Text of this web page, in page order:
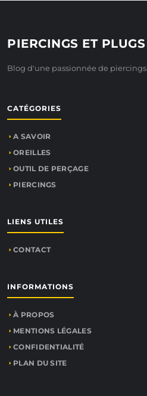
PIERCINGS ET PLUGS
Blog d'une passionnée de piercings
CATÉGORIES
A SAVOIR
OREILLES
OUTIL DE PERÇAGE
PIERCINGS
LIENS UTILES
CONTACT
INFORMATIONS
À PROPOS
MENTIONS LÉGALES
CONFIDENTIALITÉ
PLAN DU SITE